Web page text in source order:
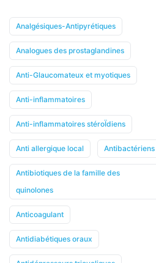
Analgésiques-Antipyrétiques
Analogues des prostaglandines
Anti-Glaucomateux et myotiques
Anti-inflammatoires
Anti-inflammatoires stéroÏdiens
Anti allergique local Antibactériens
Antibiotiques de la famille des
quinolones
Anticoagulant
Antidiabétiques oraux